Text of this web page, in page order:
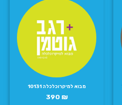
מבוא למיקרוכלכלה 10131
390 ₪